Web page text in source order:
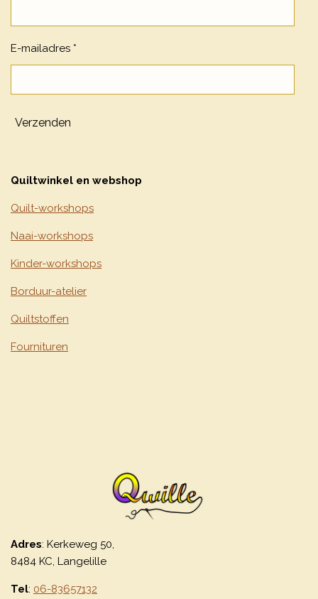
E-mailadres *
Verzenden
Quiltwinkel en webshop
Quilt-workshops
Naai-workshops
Kinder-workshops
Borduur-atelier
Quiltstoffen
Fournituren
Adres: Kerkeweg 50,
8484 KC, Langelille
Tel: 06-83657132